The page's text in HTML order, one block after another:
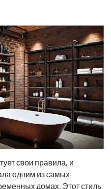
свои правила, и
одним из самых
домах. Этот стиль